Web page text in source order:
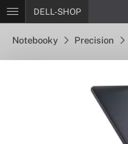
DELL-SHOP
Notebooky Precision